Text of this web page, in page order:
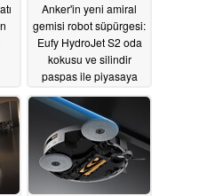
Anker'in yeni amiral
gemisi robot süpürgesi:
Eufy HydroJet S2 oda
kokusu ve silindir
paspas ile piyasaya
05/22/2026